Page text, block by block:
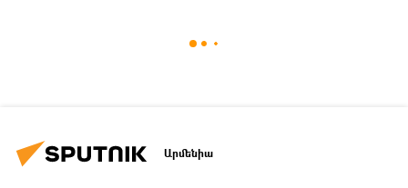
Արմենիա